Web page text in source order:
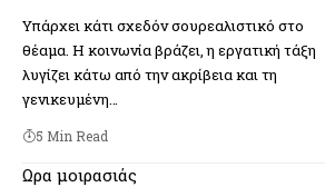
Υπάρχει κάτι σχεδόν σουρεαλιστικό στο
θέαμα. Η κοινωνία βράζει, η εργατική τάξη
λυγίζει κάτω από την ακρίβεια και τη
γενικευμένη…
5 Min Read
Ωρα μοιρασιάς